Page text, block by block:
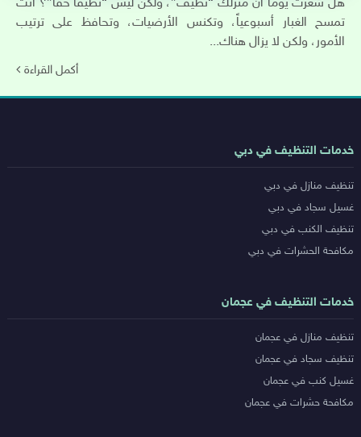
هل شعرت يوماً أن منزلك “نظيف”، ولكن ليس “نظيفاً حقاً”؟ أنت
تمسح الغبار أسبوعياً، وتكنس الأرضيات، وتحافظ على ترتيب
الأمور، ولكن لا يزال هناك...
أكمل القراءة
روابط
المدن
خدمات التنظيف في دبي
تنظيف منازل في دبي
غسيل سجاد في دبي
تنظيف الكنب في دبي
مكافحة الحشرات في دبي
خدمات التنظيف في عجمان
تنظيف منازل في عجمان
تنظيف سجاد في عجمان
غسيل كنب في عجمان
مكافحة حشرات في عجمان